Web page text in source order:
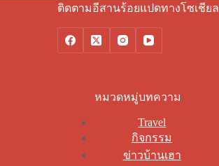
ติดตามอีสานร้อยแปดทางโซเชียล
หมวดหมู่บทความ
Travel
กิจกรรม
ข่าวบ้านเฮา